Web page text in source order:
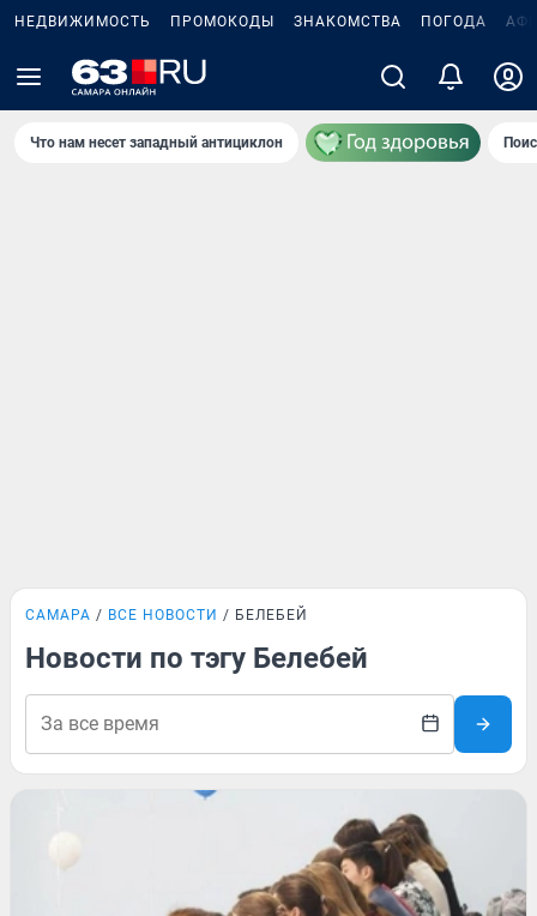
НЕДВИЖИМОСТЬ ПРОМОКОДЫ ЗНАКОМСТВА ПОГОДА
Что нам несет западный антициклон
САМАРА ВСЕ НОВОСТИ БЕЛЕБЕЙ
Новости по тэгу Белебей